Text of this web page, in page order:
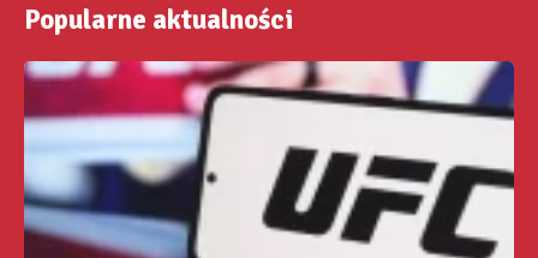
Popularne aktualności